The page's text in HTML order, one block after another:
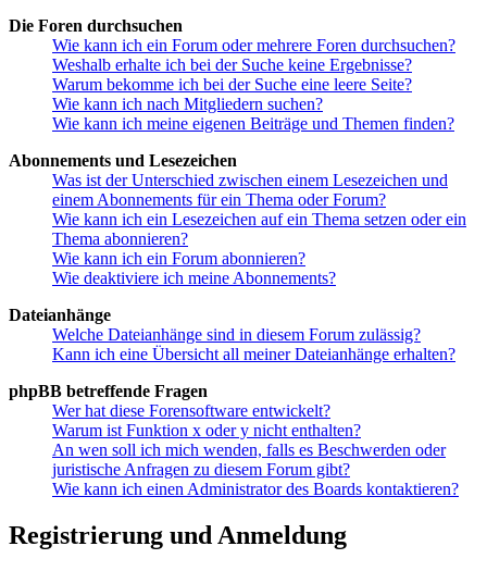
Die Foren durchsuchen
Wie kann ich ein Forum oder mehrere Foren durchsuchen?
Weshalb erhalte ich bei der Suche keine Ergebnisse?
Warum bekomme ich bei der Suche eine leere Seite?
Wie kann ich nach Mitgliedern suchen?
Wie kann ich meine eigenen Beiträge und Themen finden?
Abonnements und Lesezeichen
Was ist der Unterschied zwischen einem Lesezeichen und
einem Abonnements für ein Thema oder Forum?
Wie kann ich ein Lesezeichen auf ein Thema setzen oder ein
Thema abonnieren?
Wie kann ich ein Forum abonnieren?
Wie deaktiviere ich meine Abonnements?
Dateianhänge
Welche Dateianhänge sind in diesem Forum zulässig?
Kann ich eine Übersicht all meiner Dateianhänge erhalten?
phpBB betreffende Fragen
Wer hat diese Forensoftware entwickelt?
Warum ist Funktion x oder y nicht enthalten?
An wen soll ich mich wenden, falls es Beschwerden oder
juristische Anfragen zu diesem Forum gibt?
Wie kann ich einen Administrator des Boards kontaktieren?
Registrierung und Anmeldung